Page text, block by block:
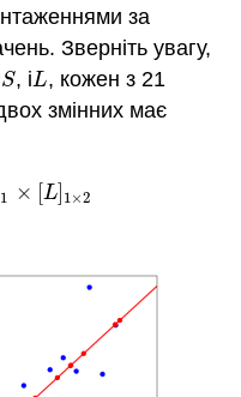
за
Зверніть увагу,
S
S, іL
L, кожен з 21
змінних має
1 × [L 1×2
× L]1×2